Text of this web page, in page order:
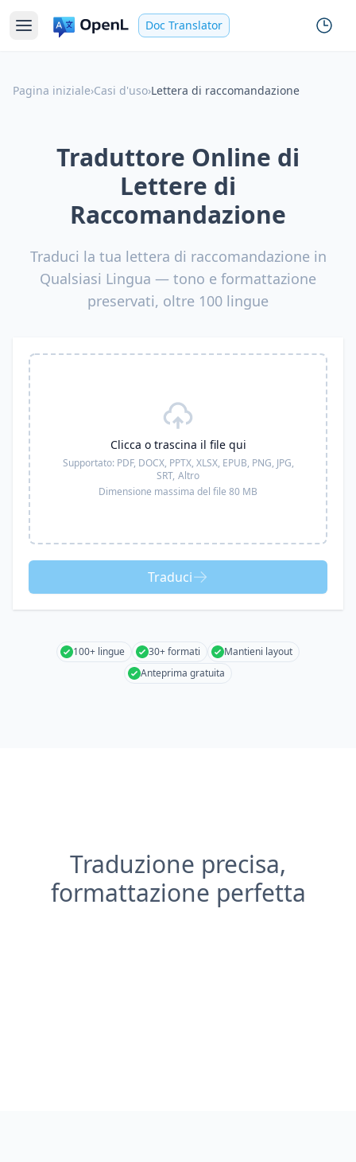
Doc Translator
Pagina iniziale›Casi d'uso›Lettera di raccomandazione
Traduttore Online di
Lettere di
Raccomandazione
Traduci la tua lettera di raccomandazione in
Qualsiasi Lingua — tono e formattazione
preservati, oltre 100 lingue
Clicca o trascina il file qui
Supportato: PDF, DOCX, PPTX, XLSX, EPUB, PNG, JPG,
SRT, Altro
Dimensione massima del file 80 MB
Traduci
100+ lingue 30+ formati
Mantieni layout
Anteprima gratuita
Traduzione precisa,
formattazione perfetta